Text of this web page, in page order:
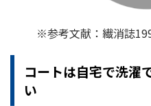
※参考文献：繊消誌
コートは自宅で洗濯
い